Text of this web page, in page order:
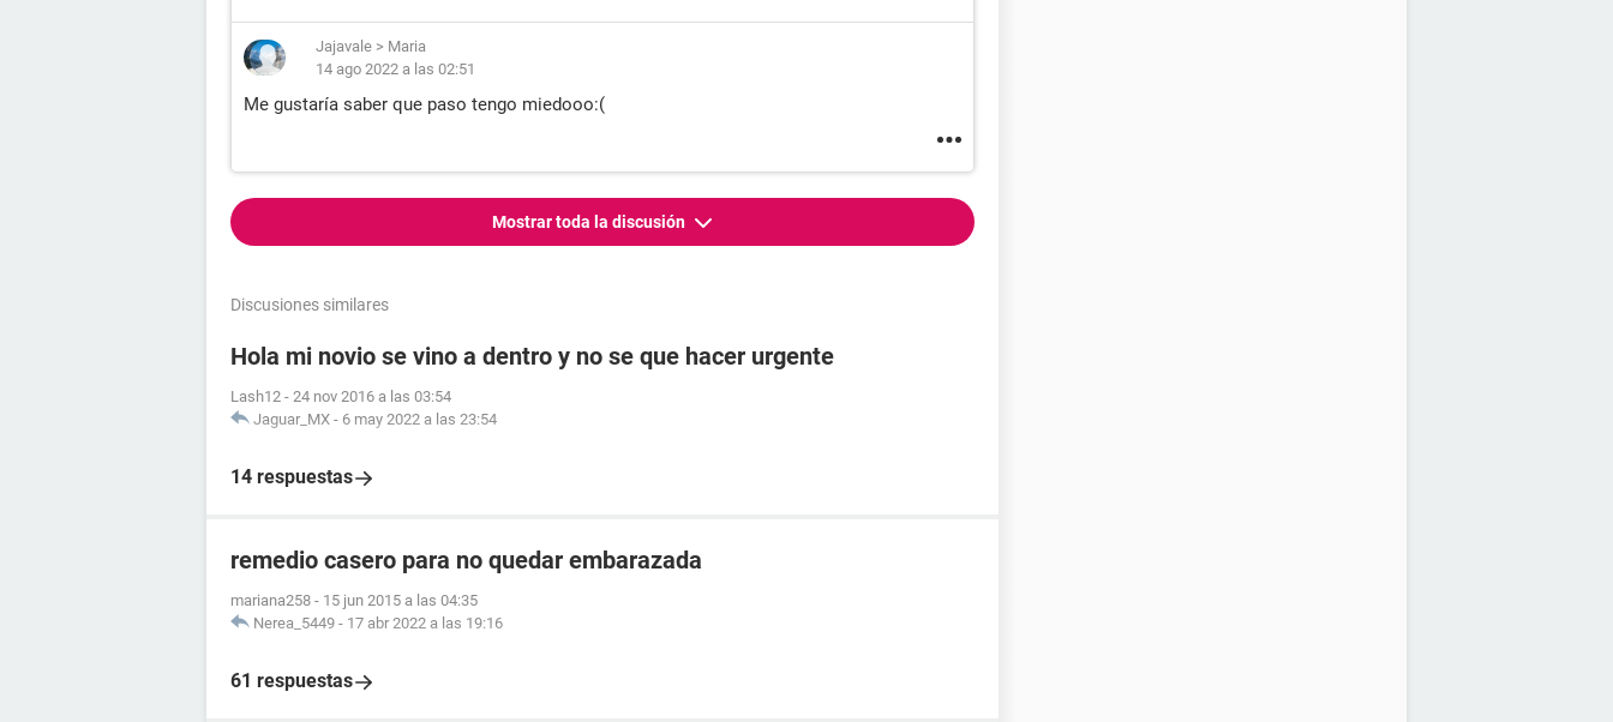
Jajavale > Maria
14 ago 2022 a las 02:51
Me gustaría saber que paso tengo miedooo:(
Mostrar toda la discusión
Discusiones similares
Hola mi novio se vino a dentro y no se que hacer urgente
Lash12 - 24 nov 2016 a las 03:54
Jaguar_MX - 6 may 2022 a las 23:54
14 respuestas
remedio casero para no quedar embarazada
mariana258 - 15 jun 2015 a las 04:35
Nerea_5449 - 17 abr 2022 a las 19:16
61 respuestas